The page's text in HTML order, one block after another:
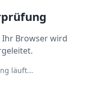
Browser wird
läuft...